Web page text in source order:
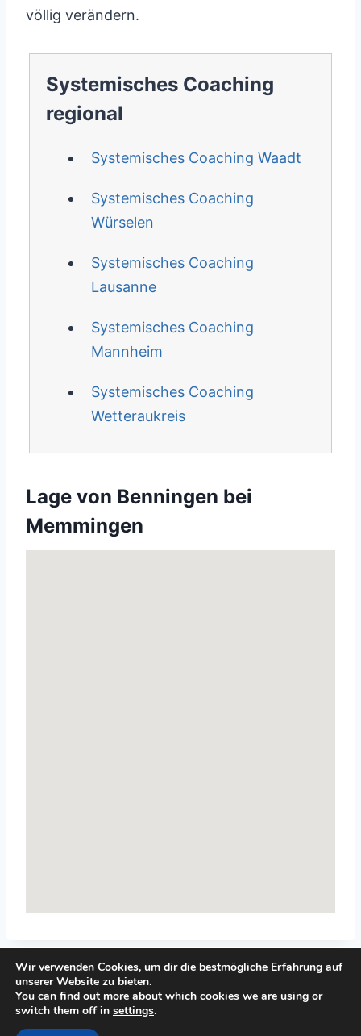
völlig verändern.
Systemisches Coaching
regional
Systemisches Coaching Waadt
Systemisches Coaching
Würselen
Systemisches Coaching
Lausanne
Systemisches Coaching
Mannheim
Systemisches Coaching
Wetteraukreis
Lage von Benningen bei
Memmingen
© 2026 Top-Systemisches-Coaching.de
Wir verwenden Cookies, um dir die bestmögliche Erfahrung auf
unserer Website zu bieten.
You can find out more about which cookies we are using or
switch them off in settings.